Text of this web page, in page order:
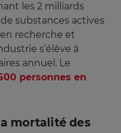
les 2 milliards
substances actives
recherche et
s’élève à
annuel. Le
personnes en
mortalité des